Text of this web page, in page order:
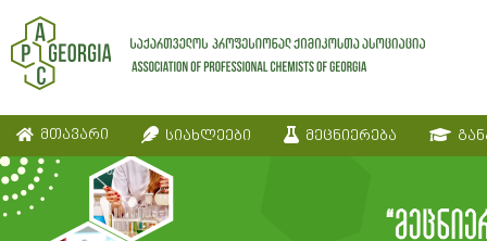
მთავარი სიახლეები მეცნიერება